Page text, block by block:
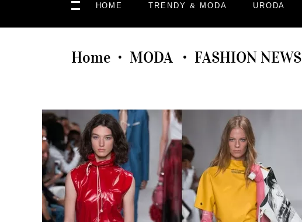
HOME TRENDY & MODA URODA
Home • MODA • FASHION NEWS